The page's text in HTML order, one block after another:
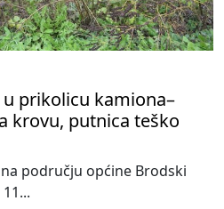
prikolicu kamiona–
krovu, putnica teško
području općine Brodski